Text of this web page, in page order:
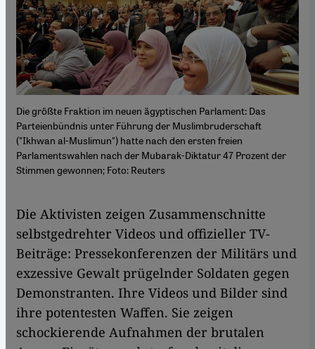
Die größte Fraktion im neuen ägyptischen Parlament: Das
Parteienbündnis unter Führung der Muslimbruderschaft
("Ikhwan al-Muslimun") hatte nach den ersten freien
Parlamentswahlen nach der Mubarak-Diktatur 47 Prozent der
Stimmen gewonnen; Foto: Reuters
​​Die Aktivisten zeigen Zusammenschnitte
selbstgedrehter Videos und offizieller TV-
Beiträge: Pressekonferenzen der Militärs und
exzessive Gewalt prügelnder Soldaten gegen
Demonstranten. Ihre Videos und Bilder sind
ihre potentesten Waffen. Sie zeigen
schockierende Aufnahmen der brutalen